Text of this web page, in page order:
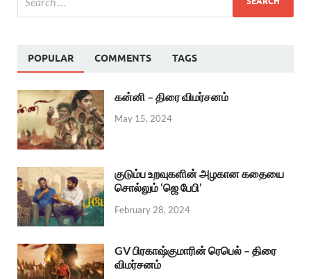
POPULAR COMMENTS TAGS
கன்னி – திரை விமர்சனம்
May 15, 2024
குடும்ப உறவுகளின் அழகான கதையை
சொல்லும் ‘ஜெ பேபி’
February 28, 2024
GV பிரகாஷ்குமாரின் ரெபெல் – திரை
விமர்சனம்